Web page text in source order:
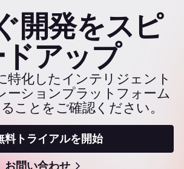
開発をスピ
ドアップ
特化したインテリジェント
ーションプラットフォーム
ことをご確認ください。
料トライアルを開始
お問い合わせ